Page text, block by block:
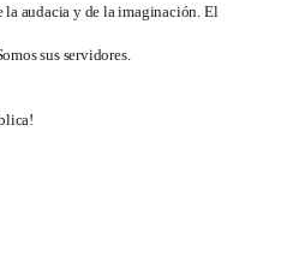
la audacia y de la imaginación. El
sus servidores.